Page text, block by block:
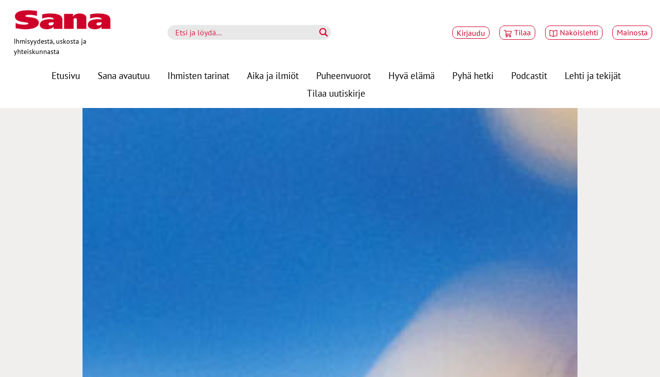
Ihmisyydestä, uskosta ja
yhteiskunnasta
Kirjaudu Tilaa Näköislehti Mainosta
Etusivu Sana avautuu Ihmisten tarinat Aika ja ilmiöt Puheenvuorot Hyvä elämä Pyhä hetki Podcastit
Lehti ja tekijät
Tilaa uutiskirje